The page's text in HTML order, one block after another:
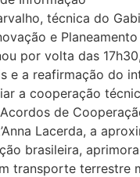
técnica do
e Planeamento
por volta das
e a reafirmação do
a cooperação
de
Lacerda, a
brasileira,
transporte terrestre